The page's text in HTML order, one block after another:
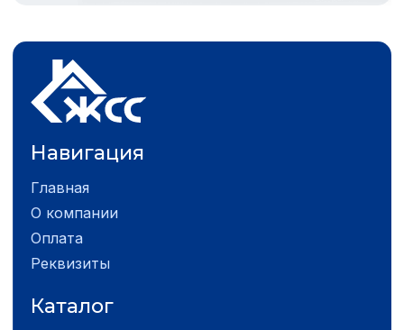
Навигация
Главная
О компании
Оплата
Реквизиты
Каталог